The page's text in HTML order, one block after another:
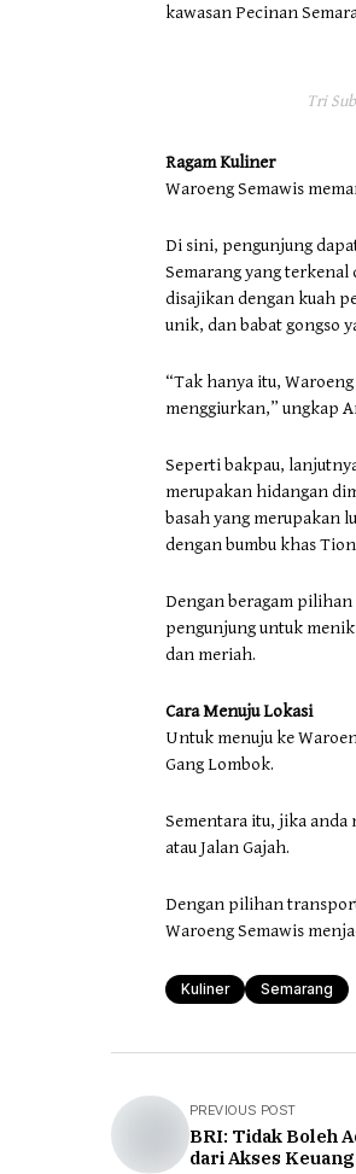
kawasan Pecinan
Tri
Ragam Kuliner
Waroeng Semawis
Di sini, pengunjung
Semarang yang terkenal
disajikan dengan kuah
unik, dan babat gongso
“Tak hanya itu,
menggiurkan,” ungkap
Seperti bakpau,
merupakan hidangan
basah yang merupakan
dengan bumbu khas
Dengan beragam
pengunjung untuk
dan meriah.
Cara Menuju Lokasi
Untuk menuju ke
Gang Lombok.
Sementara itu, jika
atau Jalan Gajah.
Dengan pilihan
Waroeng Semawis
Kuliner Semarang
PREVIOUS POST
BRI: Tidak Boleh
dari Akses